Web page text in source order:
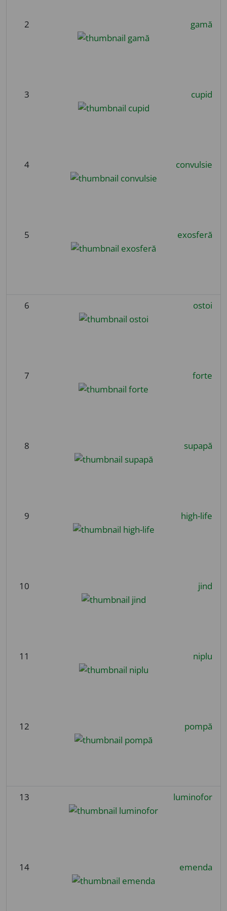
2 gamă
3 cupid
4 convulsie
5 exosferă
6 ostoi
7 forte
8 supapă
9 high-life
10 jind
11 niplu
12 pompă
13 luminofor
14 emenda